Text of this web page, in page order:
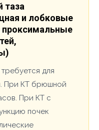
таза
и лобковые
проксимальные
для
При КТ брюшной
При КТ с
почек